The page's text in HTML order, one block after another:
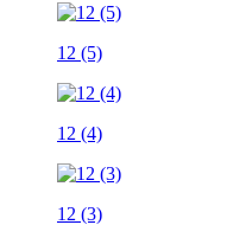
12 (5)
12 (4)
12 (3)